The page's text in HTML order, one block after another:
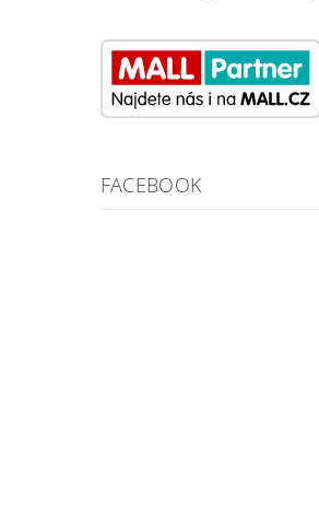
FACEBOOK